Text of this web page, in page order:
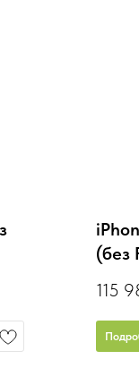
(без
115